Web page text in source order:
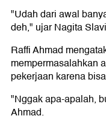
"Udah dari awal
deh," ujar Nagita
Raffi Ahmad
mempermasalahkan
pekerjaan karena
"Nggak apa-apalah,
Ahmad.